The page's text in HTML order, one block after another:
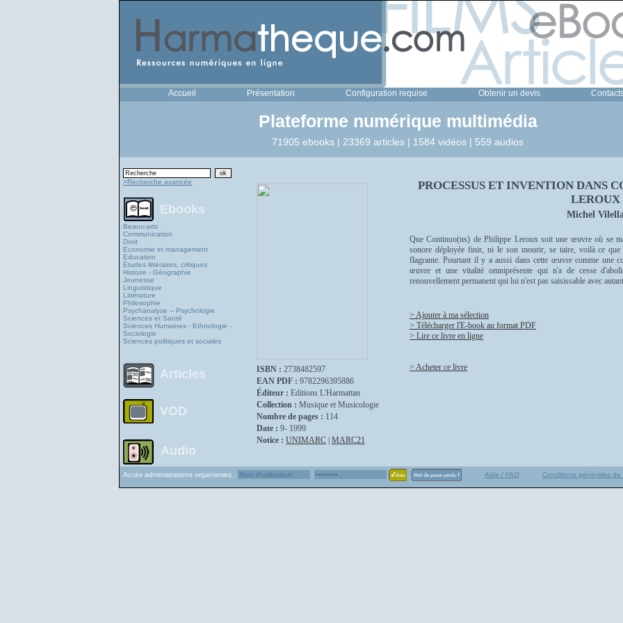
Accueil Présentation Configuration requise Obtenir un devis
Plateforme numérique multimédia
71905 ebooks | 23369 articles | 1584 vidéos | 559 audios
>Recherche avancée
Ebooks
Beaux-arts
Communication
Droit
Economie et management
Education
Études littéraires, critiques
Histoire - Géographie
Jeunesse
Linguistique
Littérature
Philosophie
Psychanalyse – Psychologie
Sciences et Santé
Sciences Humaines - Ethnologie -
Sociologie
Sciences politiques et sociales
Articles
VOD
Audio
ISBN : 2738482597
EAN PDF : 9782296395886
Éditeur : Editions L'Harmattan
Collection : Musique et Musicologie
Nombre de pages : 114
Date : 9- 1999
Notice : UNIMARC MARC21
PROCESSUS ET INVENTION DANS
LEROUX
Michel
Que Continuo(ns) de Philippe Leroux soit une œuvre où se
sonore déployée finir, ni le son mourir, se taire, voilà ce
flagrante. Pourtant il y a aussi dans cette œuvre comme une
œuvre et une vitalité omniprésente qui n'a de cesse
renouvellement permanent qui lui n'est pas saisissable avec
> Ajouter à ma sélection
> Télécharger l'E-book au format PDF
> Lire ce livre en ligne
> Acheter ce livre
Accès administrations organismes : Aide / FAQ Conditions générales de